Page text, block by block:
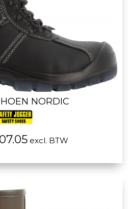
NORDIC
excl. BTW